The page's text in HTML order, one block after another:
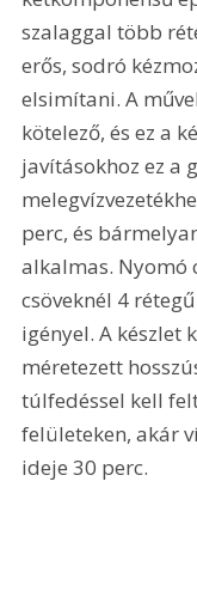
szalaggal több
erős, sodró
elsimítani. A
kötelező, és ez a
javításokhoz ez a
perc, és
alkalmas. Nyomó
csöveknél 4
igényel. A készlet
méretezett
túlfedéssel kell
felületeken, akár
ideje 30 perc.